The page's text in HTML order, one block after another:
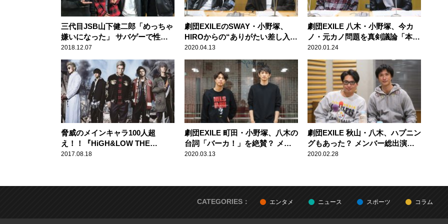
三代目JSB山下健二郎「めっちゃ
嫌いになった」 サバゲーで性格
が豹変した後輩
2018.12.07
劇団EXILEのSWAY・小野塚、
HIROからの“ありがたい差し入
れ”を明かす
2020.04.13
劇団EXILE 八木・小野塚、今カ
ノ・元カノ問題を真剣議論「本当
のことを言っちゃダメ」
2020.01.24
脅威のメインキャラ100人超
え！！『HiGH&LOW THE
MOVIE 2 / END OF SKY』
2017.08.18
劇団EXILE 町田・小野塚、八木の
台詞「バーカ！」を絶賛？ メン
バー総出演舞台を振り返る
2020.03.13
劇団EXILE 秋山・八木、ハプニン
グもあった？ メンバー総出演の
舞台秘話を語る
2020.02.28
CATEGORIES： エンタメ ニュース スポーツ コラム